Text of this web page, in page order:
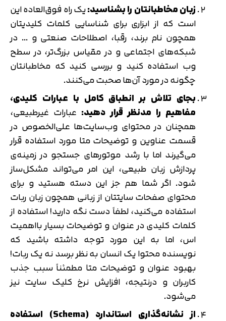
زبان مخاطبانتان را بشناسید:یک راه فوق‌العاده این
است که از ابزاری برای شناسایی کلمات کلیدیتان
همچون نام برند، رقبا، اصطلاحات صنعتی و … در
شبکه‌های اجتماعی و در مقیاس بزرگ‌تر، در سطح
وب استفاده کنید و بررسی کنید که مخاطبانتان
چگونه در مورد آن‌ها صحبت می‌کنند.
بجای تلاش بر انطباق کامل با عبارات کلیدی،
مفاهیم را مدنظر قرار دهید: عبارات غیرطبیعی،
همچنان در محتوای وب‌سایت‌ها علی‌الخصوص در
قسمت عناوین و توضیحات متا مورد استفاده قرار
می‌گیرند اما با رشد موتورهای جستجو در زمینه‌ی
پردازش زبان طبیعی، این امر می‌تواند مشکل‌ساز
شود. اگر شما هم جز این دسته هستید و برای
محتوای صفحات سایتتان از زبانی همچون زبان ربات
استفاده می‌کنید، لطفاً دست نگه دارید! استفاده از
کلمات کلیدی در عنوان و توضیحات بسیار بااهمیت
اس، اما به این مورد توجه داشته باشید که
نویسنده محتوا یک انسان به نظر برسد نه یک ربات!
بهبود عنوان و توضیحات متا مطمئناً سبب جذب
کاربران و درنتیجه، افزایش نرخ کلیک سایت نیز
می‌شود.
از نشانه‌گذاری استاندارد (Schema) استفاده